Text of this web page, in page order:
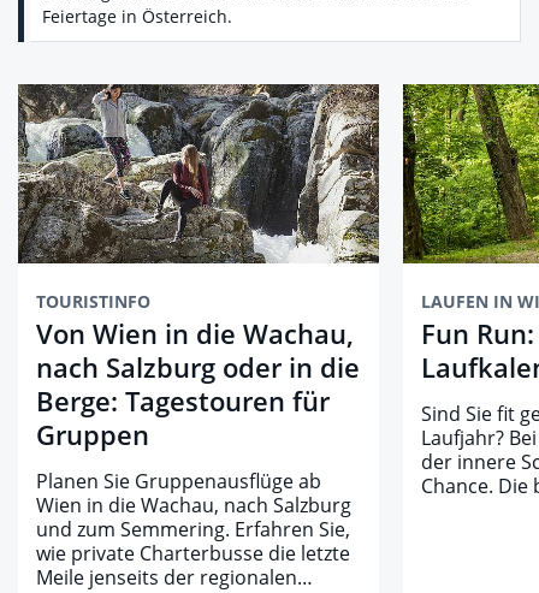
Feiertage in Österreich.
TOURISTINFO
Von Wien in die Wachau,
nach Salzburg oder in die
Berge: Tagestouren für
Gruppen
Planen Sie Gruppenausflüge ab
Wien in die Wachau, nach Salzburg
und zum Semmering. Erfahren Sie,
wie private Charterbusse die letzte
Meile jenseits der regionalen…
LAUFEN IN
Fun
Sind Sie fit
Laufjahr?
der innere
Chance. Die